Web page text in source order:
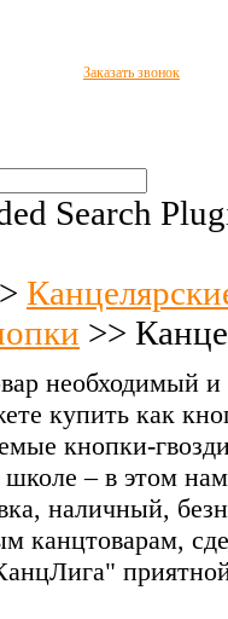
Заказать звонок
Search
>>
необходимый
купить как
кнопки-
– в этом
наличный,
канцтоварам,